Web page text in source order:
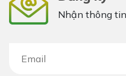
Nhận thông